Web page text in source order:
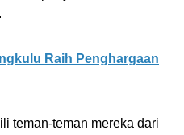
Raih Penghargaan
teman-teman mereka dari